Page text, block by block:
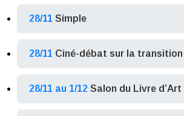
28/11 Simple
28/11 Ciné-débat sur la
28/11 au 1/12 Salon du Livre